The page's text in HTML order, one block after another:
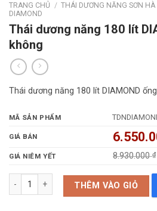
TRANG CHỦ / THÁI DƯƠNG NĂNG SƠN HÀ
DIAMOND
Thái dương năng 180 lít
không
Thái dương năng 180 lít DIAMOND
MÃ SẢN PHẨM
GIÁ BÁN
GIÁ NIÊM YẾT 8.930.000₫
Thái dương năng 180 lít DIAMOND ống
THÊM VÀO GIỎ